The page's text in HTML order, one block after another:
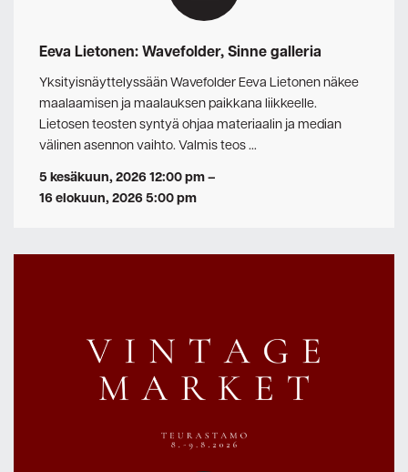
Eeva Lietonen: Wavefolder, Sinne galleria
Yksityisnäyttelyssään Wavefolder Eeva Lietonen näkee
maalaamisen ja maalauksen paikkana liikkeelle.
Lietosen teosten syntyä ohjaa materiaalin ja median
välinen asennon vaihto. Valmis teos …
5 kesäkuun, 2026 12:00 pm–
16 elokuun, 2026 5:00 pm